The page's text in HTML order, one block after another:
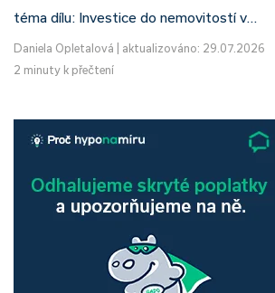
téma dílu: Investice do nemovitostí v…
Daniela Opletalová
aktualizováno: 29.07.2026
2 minuty k přečtení